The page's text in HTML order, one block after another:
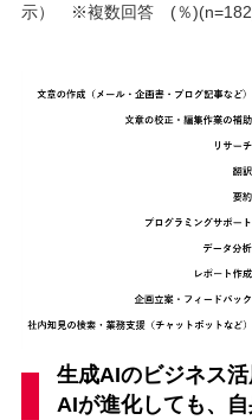
示） ※複数回答 (％
生成AIのビジネス活
AIが進化しても、